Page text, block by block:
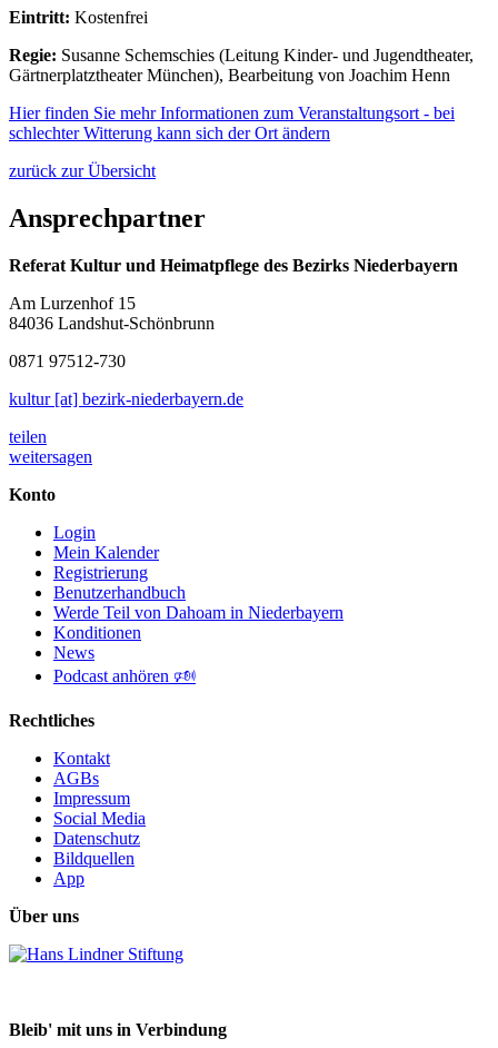
Eintritt: Kostenfrei
Regie: Susanne Schemschies (Leitung Kinder- und Jugendtheater,
Gärtnerplatztheater München), Bearbeitung von Joachim Henn
Hier finden Sie mehr Informationen zum Veranstaltungsort - bei
schlechter Witterung kann sich der Ort ändern
zurück zur Übersicht
Ansprechpartner
Referat Kultur und Heimatpflege des Bezirks Niederbayern
Am Lurzenhof 15
84036 Landshut-Schönbrunn
0871 97512-730
kultur [at] bezirk-niederbayern.de
teilen
weitersagen
Konto
Login
Mein Kalender
Registrierung
Benutzerhandbuch
Werde Teil von Dahoam in Niederbayern
Konditionen
News
Podcast anhören 🕬
Rechtliches
Kontakt
AGBs
Impressum
Social Media
Datenschutz
Bildquellen
App
Über uns
Bleib' mit uns in Verbindung